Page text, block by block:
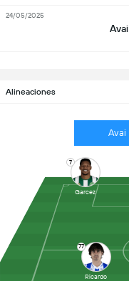
Alineaciones
Avai
77
Ricardo
7
Garcez
Avai
24/05/2025